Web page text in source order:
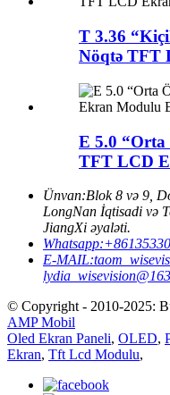
T 3.36
Nöqtə TFT
E 5.0 “Orta
TFT LCD
Ünvan:Blok 8 və 9,
LongNan İqtisadi və
JiangXi əyaləti.
Whatsapp:
E-MAIL:
© Copyright - 2010-2025:
AMP Mobil
Oled Ekran Paneli, OLED,
Ekran, Tft Lcd Modulu,